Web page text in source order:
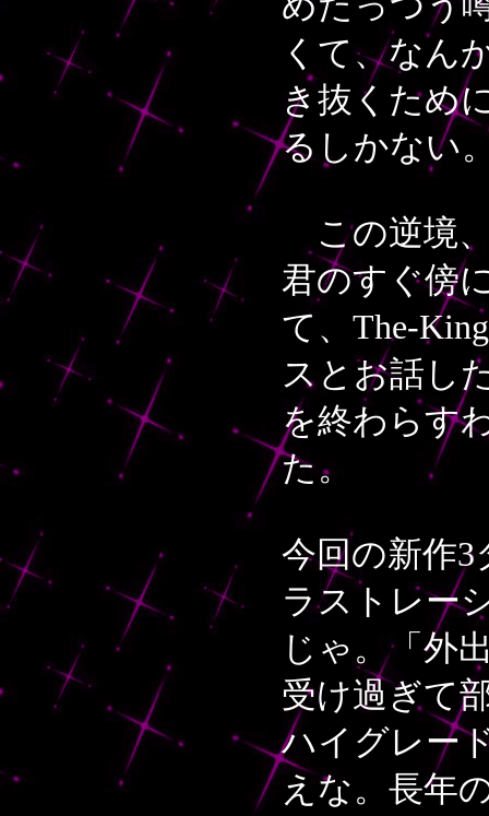
くて、なん
き抜くため
るしかない
この逆境
君のすぐ傍
て、The-
スとお話し
を終わらす
た。
今回の新作
ラストレー
じゃ。「外
受け過ぎて
ハイグレー
えな。長年